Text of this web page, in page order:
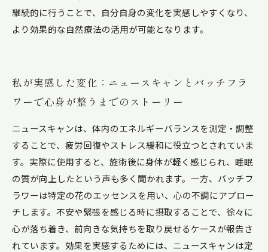
継続的に行うことで、自分自身の変化を実感しやすくなり、
より効果的な自然療法の活用が可能となります。
私が実感した変化：ニュースキャンとバッチフラ
ワーで心身が整うまでのストーリー
ニュースキャンは、体内のエネルギーバランスを測定・調整
することで、疲労回復やストレス緩和に役立つとされていま
す。実際に使用すると、施術後に身体が軽く感じられ、睡眠
の質が向上したという声も多く聞かれます。一方、バッチフ
ラワーは特定の花のエッセンスを用い、心の不調にアプロー
チします。不安や緊張を感じる時に摂取することで、徐々に
心が落ち着き、前向きな気持ちを取り戻せるケースが報告さ
れています。効果を実感するためには、ニュースキャンは定